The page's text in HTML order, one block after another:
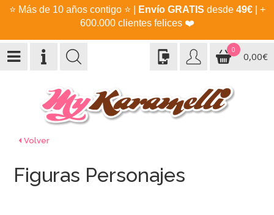
⭐ Más de 10 años contigo ⭐ Envío GRATIS desde 49€| +
600.000 clientes felices ❤️
0
0,00€
Volver
Figuras Personajes